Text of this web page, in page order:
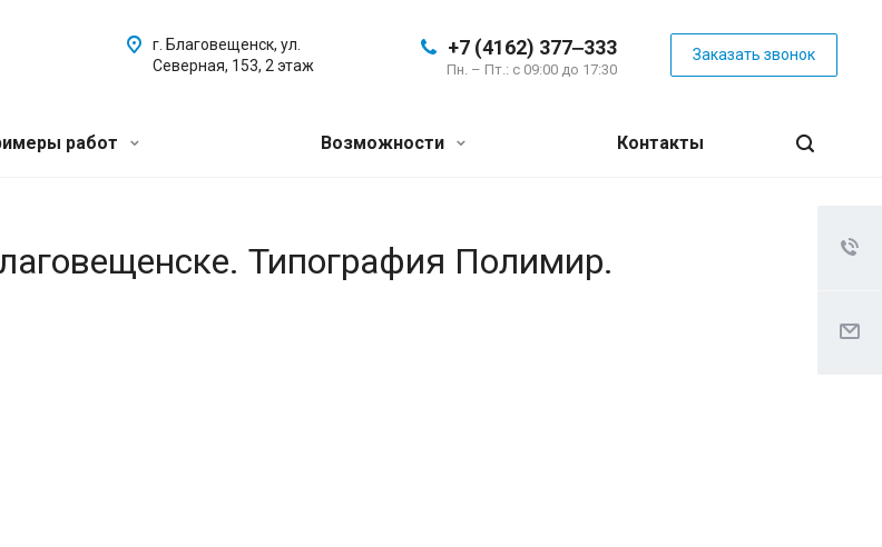
+7 (4162) 377‒333
Пн. – Пт.: с 09:00 до 17:30
Заказать звонок
г. Благовещенск, ул.
Северная, 153, 2 этаж
работ Возможности Контакты
Типография Полимир.